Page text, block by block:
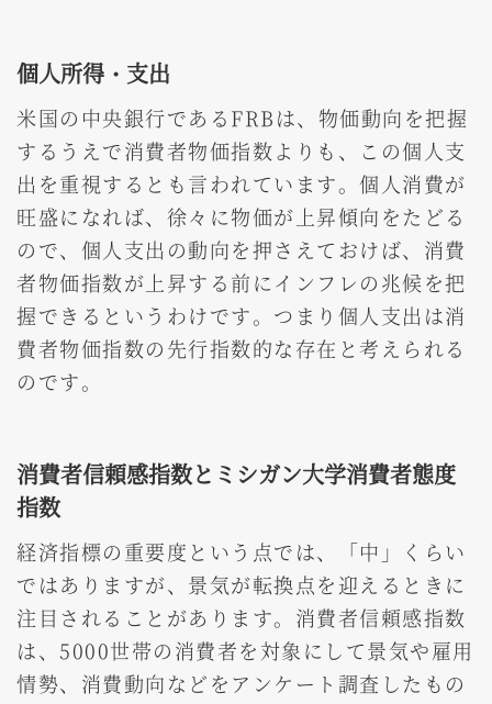
個人所得・支出
米国の中央銀行であるFRBは、物価動向を把握
するうえで消費者物価指数よりも、この個人支
出を重視するとも言われています。個人消費が
旺盛になれば、徐々に物価が上昇傾向をたどる
ので、個人支出の動向を押さえておけば、消費
者物価指数が上昇する前にインフレの兆候を把
握できるというわけです。つまり個人支出は消
費者物価指数の先行指数的な存在と考えられる
のです。
消費者信頼感指数とミシガン大学消費者態度
指数
経済指標の重要度という点では、「中」くらい
ではありますが、景気が転換点を迎えるときに
注目されることがあります。消費者信頼感指数
は、5000世帯の消費者を対象にして景気や雇用
情勢、消費動向などをアンケート調査したもの